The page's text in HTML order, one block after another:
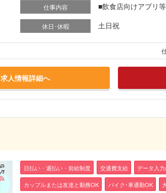
仕事内容 ■飲食店向けアプリ
休日･休暇 土日祝
求人情報詳細へ
日払い・週払い・前給制度 交通費支給 データ入
カップルまたは友達と勤務OK バイク･車通勤OK